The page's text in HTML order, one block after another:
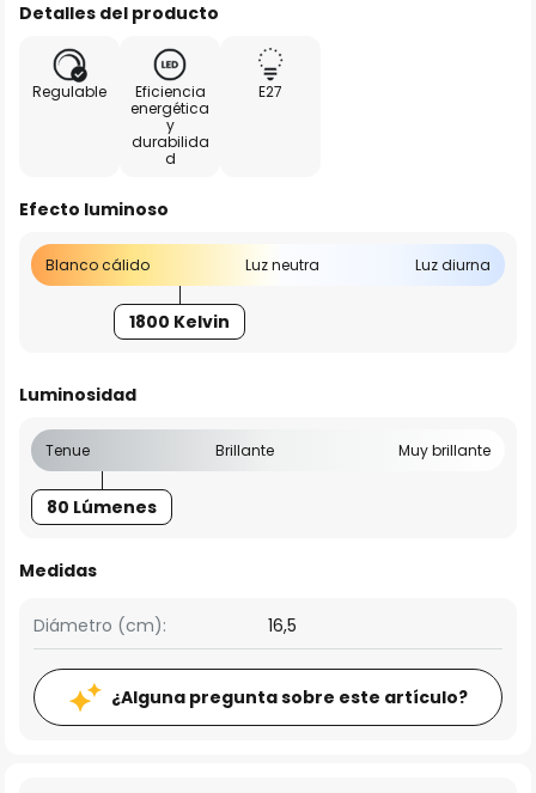
Detalles del producto
Regulable
Eficiencia
energética
y
durabilida
d
E27
Efecto luminoso
Blanco cálido Luz neutra Luz diurna
1800 Kelvin
Luminosidad
Tenue Brillante Muy brillante
80 Lúmenes
Medidas
Diámetro (cm): 16,5
¿Alguna pregunta sobre este artículo?